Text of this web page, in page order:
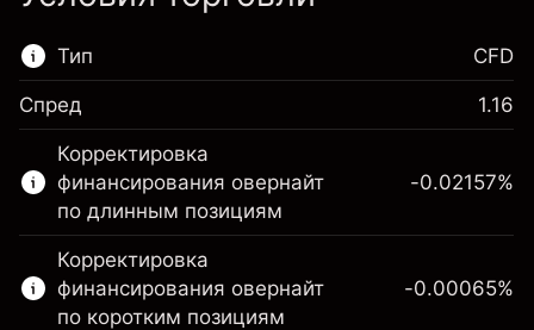
Тип
Этот финансовый рынок доступен для
торговли CFD.
Подробнее о:
CFD
CFD
Спред 1.16
Корректировка
финансирования овернайт
по длинным позициям
-0.02157%
Корректировка
финансирования овернайт
по коротким позициям
-0.00065%